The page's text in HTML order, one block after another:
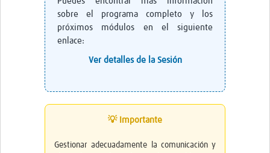
sobre el programa completo y los
próximos módulos en el siguiente
enlace:
Ver detalles de la Sesión
💡 Importante
Gestionar adecuadamente la comunicación y